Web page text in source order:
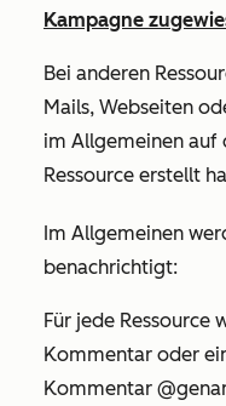
Kampagne
Bei anderen
Mails, Webseiten
im Allgemeinen auf
Ressource erstellt
Im Allgemeinen
benachrichtigt:
Für jede Ressource
Kommentar oder
Kommentar